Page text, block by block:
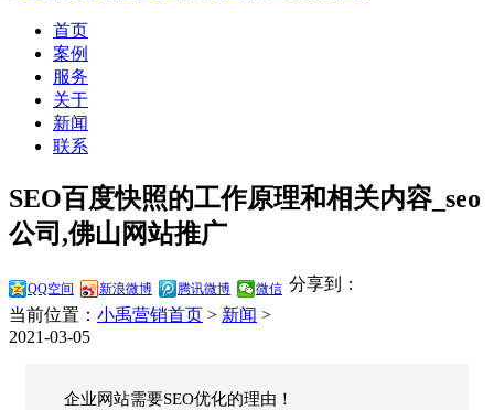
首页
案例
服务
关于
新闻
联系
SEO百度快照的工作原理和相关内容_seo
公司,佛山网站推广
分享到：
QQ空间 新浪微博 腾讯微博 微信
当前位置： 小禹营销首页 > 新闻 >
2021-03-05
企业网站需要SEO优化的理由！